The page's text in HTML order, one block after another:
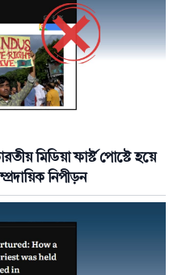
মিডিয়া ফার্স্ট পোস্টে হয়ে
নিপীড়ন